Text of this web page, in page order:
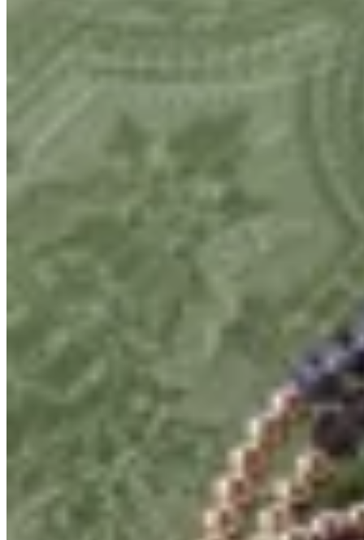
Pulsera de cuentas y cristales
$ 2.800